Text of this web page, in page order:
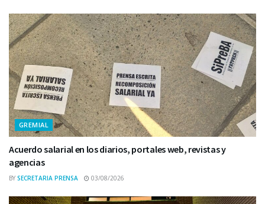
GREMIAL
Acuerdo salarial en los diarios, portales web, revistas y
agencias
BY SECRETARIA PRENSA 03/08/2026